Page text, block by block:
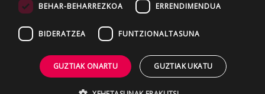
BEHAR-BEHARREZKOA ERRENDIMENDUA
BIDERATZEA FUNTZIONALTASUNA
GUZTIAK ONARTU GUZTIAK UKATU